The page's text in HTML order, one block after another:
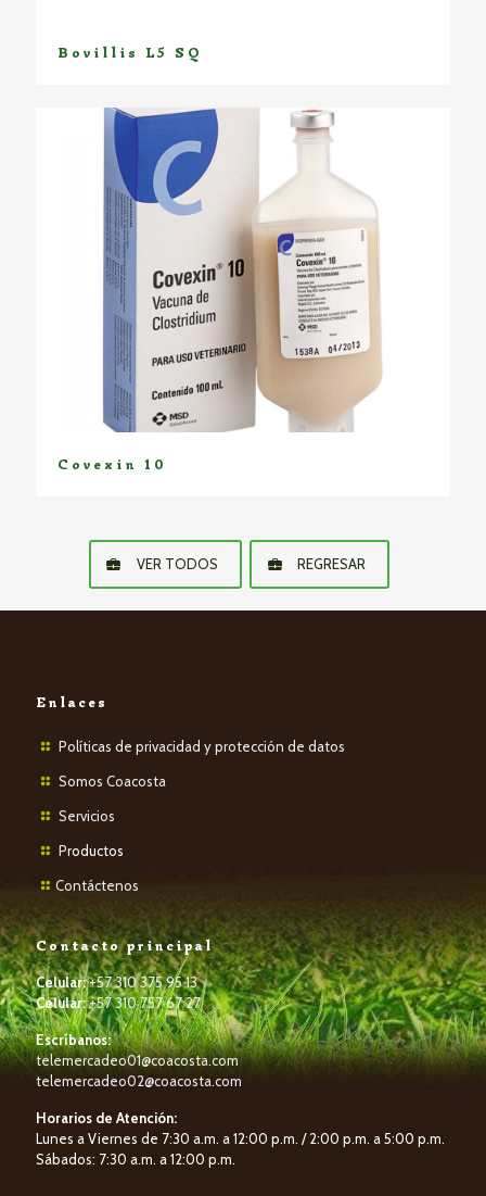
Bovillis L5 SQ
Covexin 10
VER TODOS REGRESAR
Enlaces
Políticas de privacidad y protección de datos
Somos Coacosta
Servicios
Productos
Contáctenos
Contacto principal
Celular:+57 310 375 95 13
Celular:+57 310 757 67 27
Escríbanos:
telemercadeo01@coacosta.com
telemercadeo02@coacosta.com
Horarios de Atención:
Lunes a Viernes de 7:30 a.m. a 12:00 p.m. / 2:00 p.m. a 5:00 p.m.
Sábados: 7:30 a.m. a 12:00 p.m.